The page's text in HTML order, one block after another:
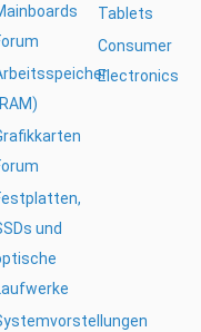
und
Tablets
Consumer
Electronics